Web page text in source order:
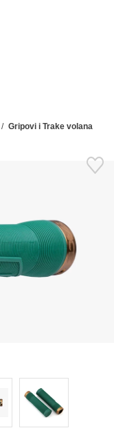
Gripovi i Trake volana